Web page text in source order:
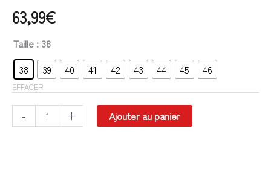
63,99€
Taille : 38
38
39 40 41 42 43 44 45 46
EFFACER
- + Ajouter au panier